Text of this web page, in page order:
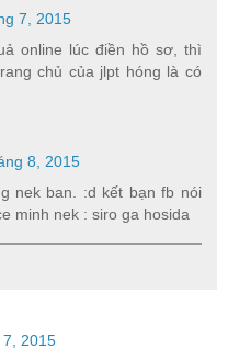
7, 2015
online lúc điền hồ sơ, thì
chủ của jlpt hóng là có
8, 2015
nek ban. :d kết bạn fb nói
minh nek : siro ga hosida
7, 2015